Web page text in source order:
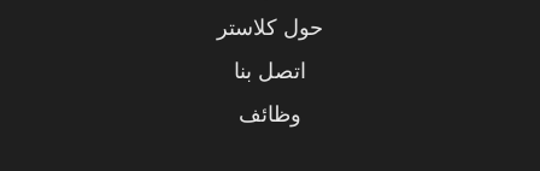
حول كلاستر
اتصل بنا
وظائف